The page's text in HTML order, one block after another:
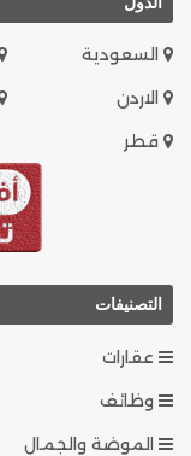
السعودية
الاردن
قطر
التصنيفات
عقارات
وظائف
الموضة والجمال